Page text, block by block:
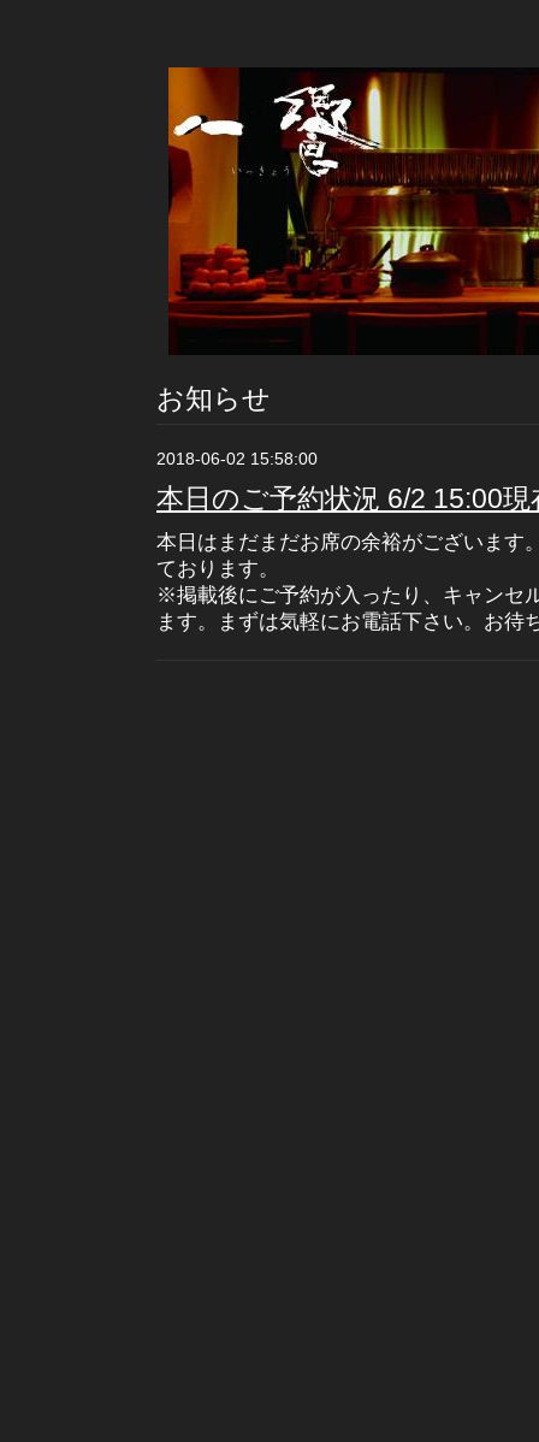
お知らせ
2018-06-02 15:58:00
本日のご予約状況 6/2 15:00現
本日はまだまだお席の余裕がございます
ております。
※掲載後にご予約が入ったり、キャンセ
ます。まずは気軽にお電話下さい。お待